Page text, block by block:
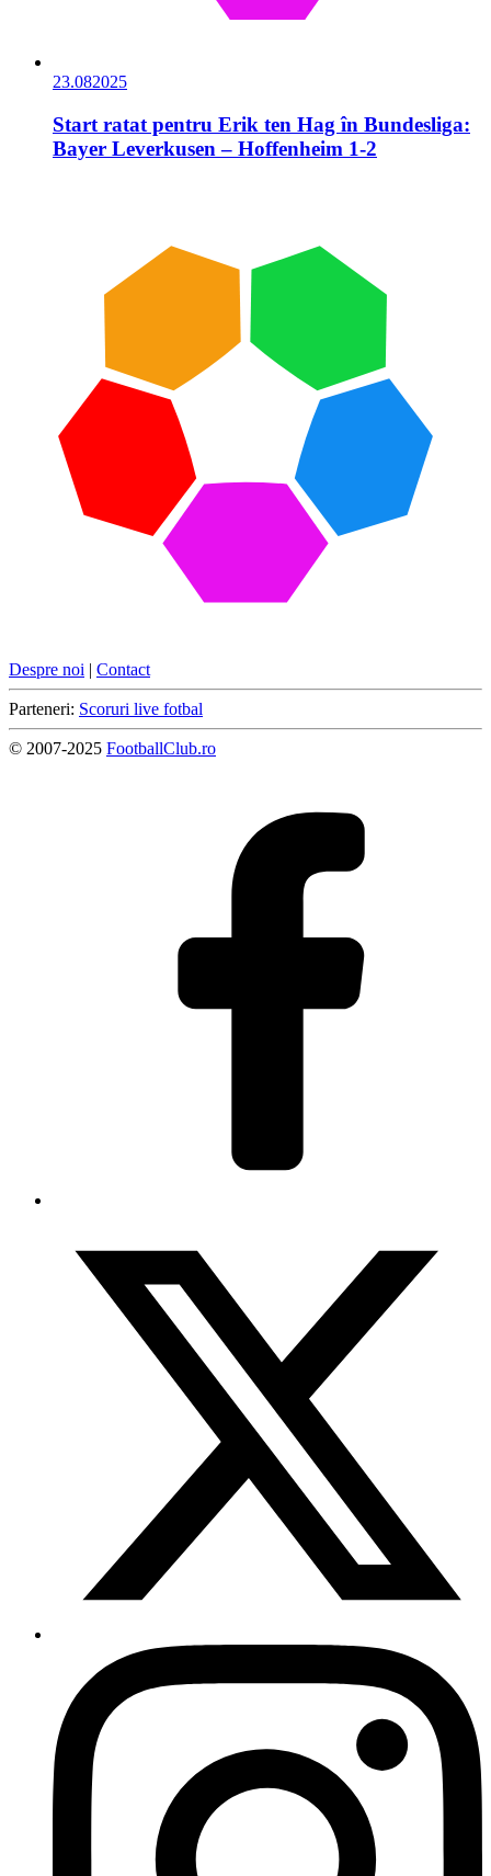
23.082025
Start ratat pentru Erik ten Hag în Bundesliga:
Bayer Leverkusen – Hoffenheim 1-2
Despre noi | Contact
Parteneri: Scoruri live fotbal
© 2007-2025 FootballClub.ro